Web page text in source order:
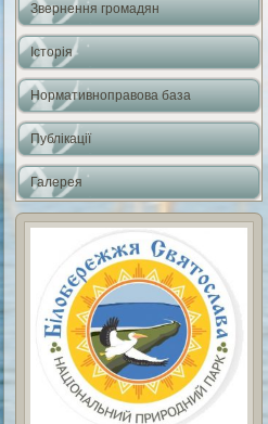
Звернення громадян
Історія
Нормативноправова база
Публікації
Галерея